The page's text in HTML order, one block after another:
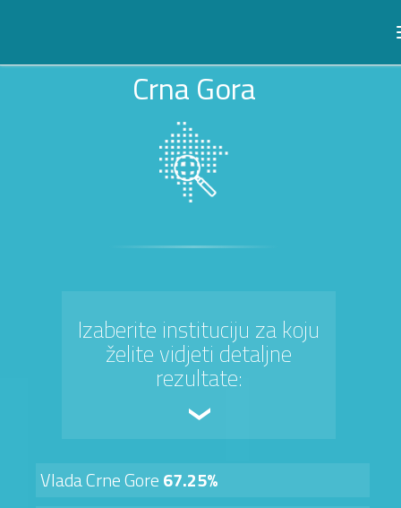
Crna Gora
Izaberite instituciju za koju
želite vidjeti detaljne
rezultate:
Vlada Crne Gore67.25%